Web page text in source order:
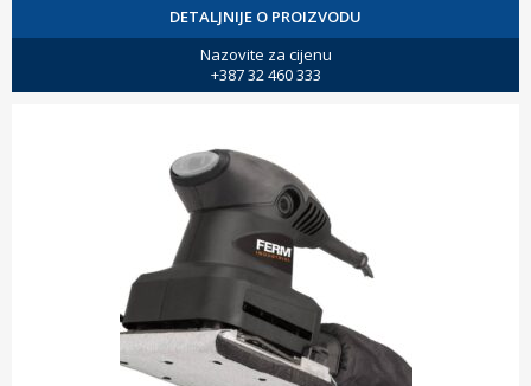
DETALJNIJE O PROIZVODU
Nazovite za cijenu
+387 32 460 333